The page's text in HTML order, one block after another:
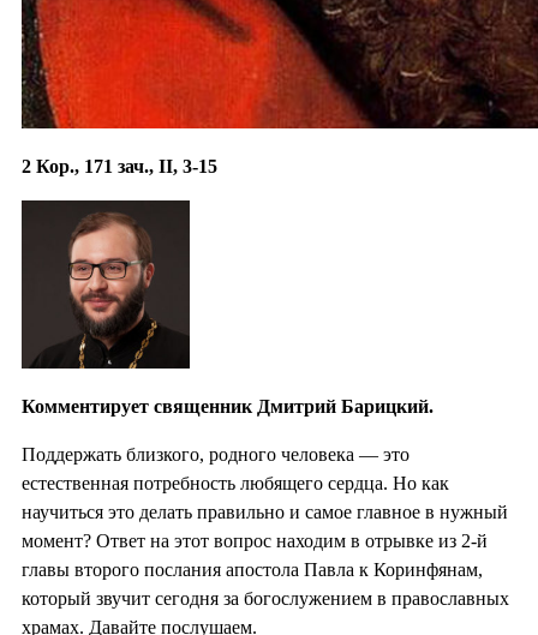
2 Кор., 171 зач., II, 3-15
Комментирует священник Дмитрий Барицкий.
Поддержать близкого, родного человека — это
естественная потребность любящего сердца. Но как
научиться это делать правильно и самое главное в нужный
момент? Ответ на этот вопрос находим в отрывке из 2-й
главы второго послания апостола Павла к Коринфянам,
который звучит сегодня за богослужением в православных
храмах. Давайте послушаем.